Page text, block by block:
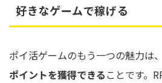
好きなゲームで稼げる
ポイ活ゲームのもう一つの魅力は、
ポイントを獲得できる ことです。